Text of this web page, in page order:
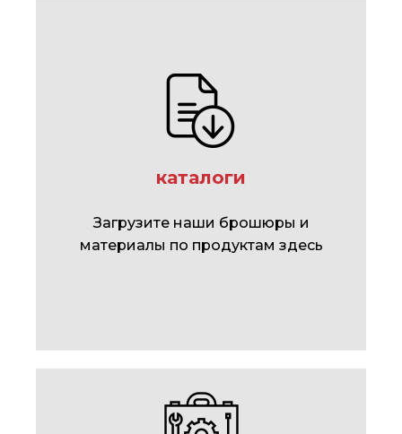
каталоги
Загрузите наши брошюры и
материалы по продуктам здесь